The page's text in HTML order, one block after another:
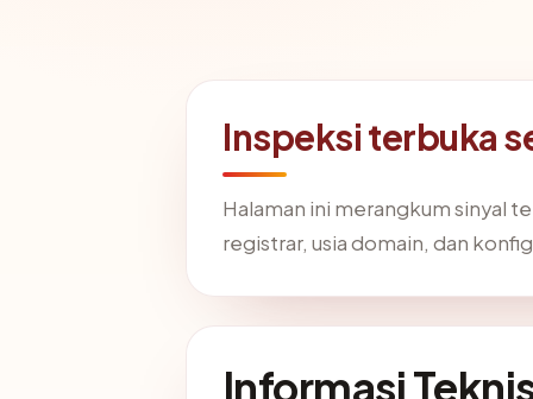
Inspeksi terbuka
Halaman ini merangkum sinyal
registrar, usia domain, dan
Informasi